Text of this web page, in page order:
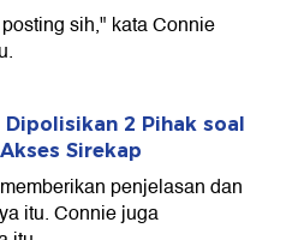
sih," kata Connie
2 Pihak soal
Sirekap
penjelasan dan
itu. Connie juga